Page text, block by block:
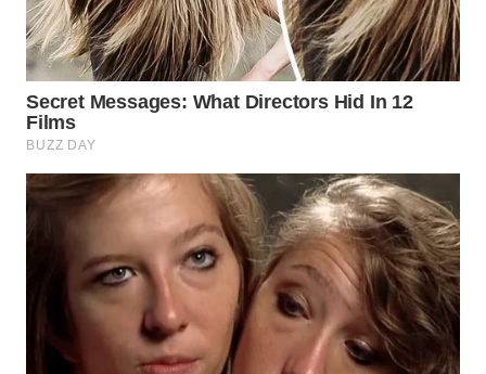
WN
MADURA
WN
SURABAYA
WN
NATUNA
BINTAN
MANDALIKA